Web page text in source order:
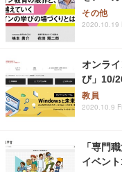
その他
2020.10.19
オンラ
び」10/
教員
2020.10.9
「専門
イベン